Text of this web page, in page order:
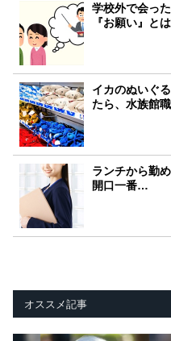
学校外で会っ
『お願い』とは
イカのぬいぐ
たら、水族館
ランチから勤
開口一番…
オススメ記事